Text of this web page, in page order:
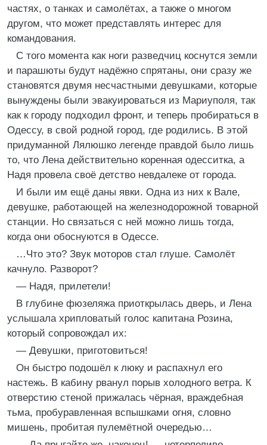
частях, о танках и самолётах, а также о многом
другом, что может представлять интерес для
командования.
С того момента как ноги разведчиц коснутся земли
и парашюты будут надёжно спрятаны, они сразу же
становятся двумя несчастными девушками, которые
вынуждены были эвакуироваться из Мариуполя, так
как к городу подходил фронт, и теперь пробираться в
Одессу, в свой родной город, где родились. В этой
придуманной Лялюшко легенде правдой было лишь
то, что Лена действительно коренная одесситка, а
Надя провела своё детство невдалеке от города.
И были им ещё даны явки. Одна из них к Вале,
девушке, работающей на железнодорожной товарной
станции. Но связаться с ней можно лишь тогда,
когда они обоснуются в Одессе.
…Что это? Звук моторов стал глуше. Самолёт
качнуло. Разворот?
— Надя, прилетели!
В глубине фюзеляжа приоткрылась дверь, и Лена
услышала хрипловатый голос капитана Розина,
который сопровождал их:
— Девушки, приготовиться!
Он быстро подошёл к люку и распахнул его
настежь. В кабину рванул порыв холодного ветра. К
отверстию стеной прижалась чёрная, враждебная
тьма, пробуравленная вспышками огня, словно
мишень, пробитая пулемётной очередью…